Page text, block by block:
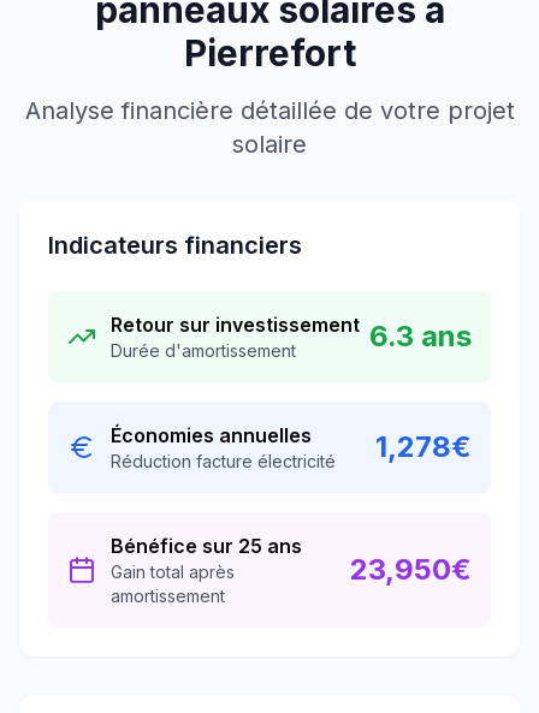
panneaux solaires à
Pierrefort
Analyse financière détaillée de votre projet
solaire
Indicateurs financiers
Retour sur investissement
Durée d'amortissement 6.3 ans
Économies annuelles
Réduction facture électricité 1,278€
Bénéfice sur 25 ans
Gain total après
amortissement
23,950€